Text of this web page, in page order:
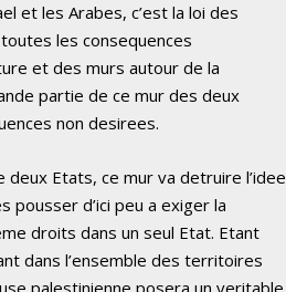
et les Arabes, c’est la loi des
les consequences
et des murs autour de la
partie de ce mur des deux
non desirees.
Etats, ce mur va detruire l’idee
pousser d’ici peu a exiger la
droits dans un seul Etat. Etant
dans l’ensemble des territoires
palestinienne posera un veritable